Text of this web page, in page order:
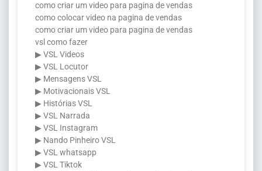
como criar um video para pagina de vendas
como colocar video na pagina de vendas
como criar um video para pagina de vendas
vsl como fazer
▶ VSL Videos
▶ VSL Locutor
▶ Mensagens VSL
▶ Motivacionais VSL
▶ Histórias VSL
▶ VSL Narrada
▶ VSL Instagram
▶ Nando Pinheiro VSL
▶ VSL whatsapp
▶ VSL Tiktok